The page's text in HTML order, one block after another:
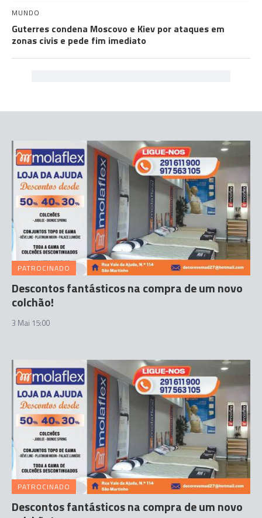
MUNDO
Guterres condena Moscovo e Kiev por ataques em
zonas civis e pede fim imediato
PATROCINADO
Descontos fantásticos na compra de um novo
colchão!
3 Mai 15:00
PATROCINADO
Descontos fantásticos na compra de um novo